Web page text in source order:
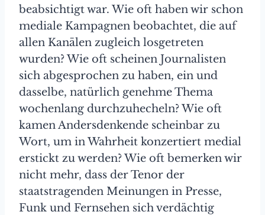
beabsichtigt war. Wie oft haben wir schon
mediale Kampagnen beobachtet, die auf
allen Kanälen zugleich losgetreten
wurden? Wie oft scheinen Journalisten
sich abgesprochen zu haben, ein und
dasselbe, natürlich genehme Thema
wochenlang durchzuhecheln? Wie oft
kamen Andersdenkende scheinbar zu
Wort, um in Wahrheit konzertiert medial
erstickt zu werden? Wie oft bemerken wir
nicht mehr, dass der Tenor der
staatstragenden Meinungen in Presse,
Funk und Fernsehen sich verdächtig